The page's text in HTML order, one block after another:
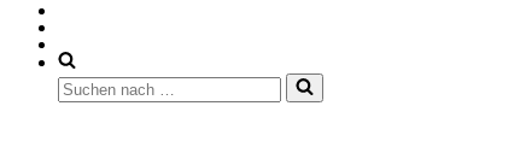
Suchen
nach …